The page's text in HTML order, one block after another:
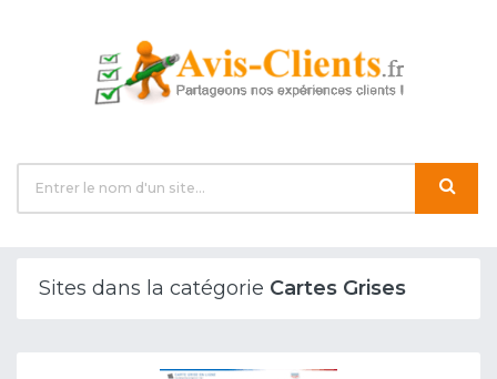
Sites dans la catégorie Cartes Grises